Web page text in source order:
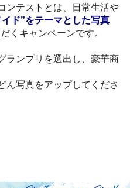
ンテストとは、日常生活や
ド”をテーマとした写真
くキャンペーンです。
ランプリを選出し、豪華商
ん写真をアップしてくださ